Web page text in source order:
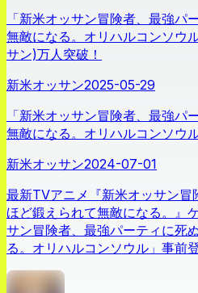
「新米オッサン冒険者、最強パ
無敵になる。オリハルコンソウ
サン)万人突破！
新米オッサン2025-05-29
「新米オッサン冒険者、最強パ
無敵になる。オリハルコンソウ
新米オッサン2024-07-01
最新TVアニメ『新米オッサン冒
ほど鍛えられて無敵になる。』
サン冒険者、最強パーティに死
る。オリハルコンソウル」事前